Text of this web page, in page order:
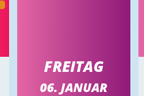
FREITAG
06. JANUAR